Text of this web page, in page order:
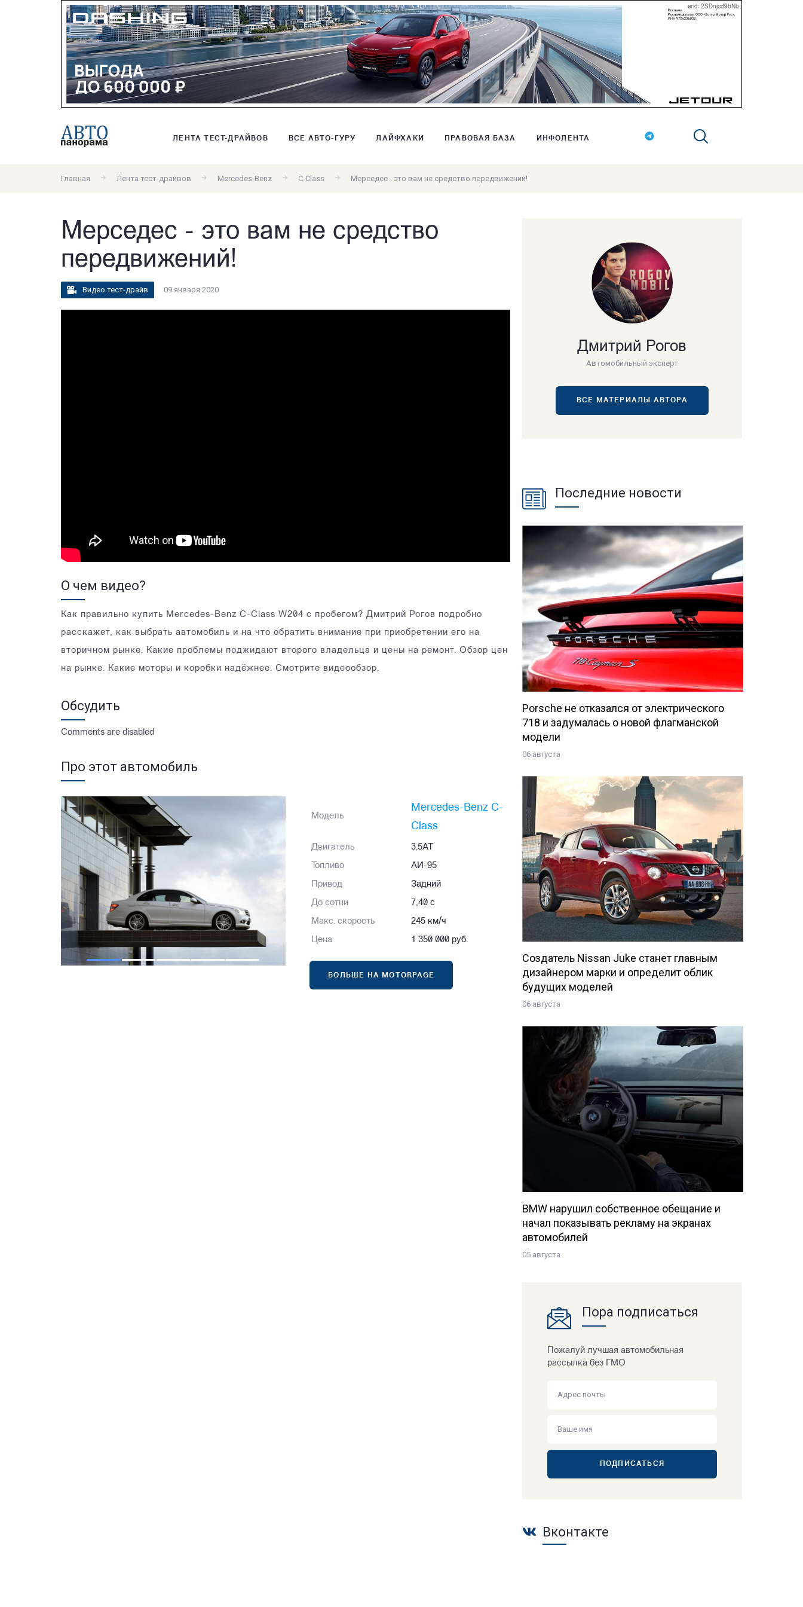
erid: 2SDnjcd9bNb
ЛЕНТА ТЕСТ-ДРАЙВОВ ВСЕ АВТО-ГУРУ ЛАЙФХАКИ ПРАВОВАЯ БАЗА ИНФОЛЕНТА
Главная Лента тест-драйвов Mercedes-Benz C-Class Мерседес - это вам не средство передвижений!
Мерседес - это вам не средство
передвижений!
Видео тест-драйв 09 января 2020
О чем видео?
Как правильно купить Mercedes-Benz C-Class W204 с пробегом? Дмитрий Рогов подробно
расскажет, как выбрать автомобиль и на что обратить внимание при приобретении его на
вторичном рынке. Какие проблемы поджидают второго владельца и цены на ремонт. Обзор цен
на рынке. Какие моторы и коробки надёжнее. Смотрите видеообзор.
Обсудить
Comments are disabled
Про этот автомобиль
Модель
Mercedes-Benz C-
Class
Двигатель 3.5AT
Топливо АИ-95
Привод Задний
До сотни 7,40 с
Макс. скорость 245 км/ч
Цена 1 350 000 руб.
БОЛЬШЕ НА MOTORPAGE
Дмитрий Рогов
Автомобильный эксперт
ВСЕ МАТЕРИАЛЫ АВТОРА
Последние новости
Porsche не отказался от электрического
718 и задумалась о новой флагманской
модели
06 августа
Создатель Nissan Juke станет главным
дизайнером марки и определит облик
будущих моделей
06 августа
BMW нарушил собственное обещание и
начал показывать рекламу на экранах
автомобилей
05 августа
Пора подписаться
Пожалуй лучшая автомобильная
рассылка без ГМО
ПОДПИСАТЬСЯ
Вконтакте